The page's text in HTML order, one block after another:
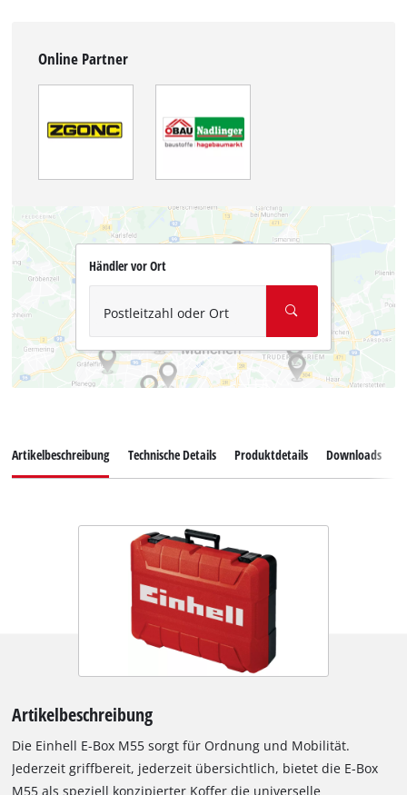
Online Partner
Händler vor Ort
Postleitzahl oder Ort
Artikelbeschreibung Technische Details Produktdetails Downloads
Artikelbeschreibung
Die Einhell E-Box M55 sorgt für Ordnung und Mobilität.
Jederzeit griffbereit, jederzeit übersichtlich, bietet die E-Box
M55 als speziell konzipierter Koffer die universelle